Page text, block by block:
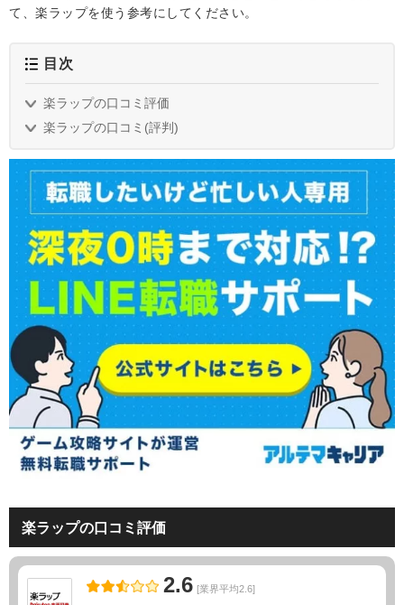
て、楽ラップを使う参考にしてください。
目次
楽ラップの口コミ評価
楽ラップの口コミ(評判)
楽ラップの口コミ評価
2.6 [業界平均2.6]